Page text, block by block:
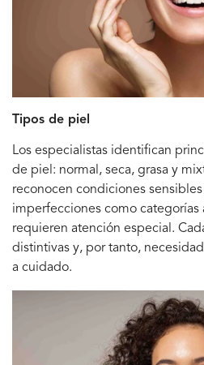
Tipos de piel
Los especialistas identifican
de piel: normal, seca, grasa y
reconocen condiciones
imperfecciones como categorías
requieren atención especial.
distintivas y, por tanto,
a cuidado.